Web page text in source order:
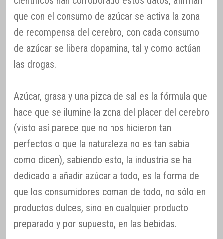
que con el consumo de azúcar se activa la zona
de recompensa del cerebro, con cada consumo
de azúcar se libera dopamina, tal y como actúan
las drogas.
Azúcar, grasa y una pizca de sal es la fórmula que
hace que se ilumine la zona del placer del cerebro
(visto así parece que no nos hicieron tan
perfectos o que la naturaleza no es tan sabia
como dicen), sabiendo esto, la industria se ha
dedicado a añadir azúcar a todo, es la forma de
que los consumidores coman de todo, no sólo en
productos dulces, sino en cualquier producto
preparado y por supuesto, en las bebidas.